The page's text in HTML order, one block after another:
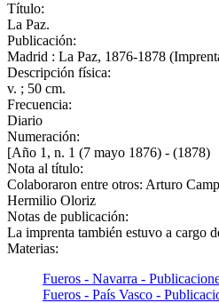
Título:
La Paz.
Publicación:
Madrid : La Paz, 1876-1878
Descripción física:
v. ; 50 cm.
Frecuencia:
Diario
Numeración:
[Año 1, n. 1 (7 mayo 1876) - (1878)
Nota al título:
Colaboraron entre otros: Arturo
Hermilio Oloriz
Notas de publicación:
La imprenta también estuvo a cargo
Materias:
Fueros - Navarra -
Fueros - País Vasco -